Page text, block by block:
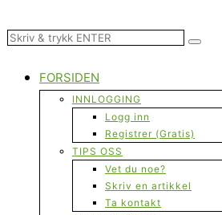
FORSIDEN
INNLOGGING
Logg inn
Registrer (Gratis)
TIPS OSS
Vet du noe?
Skriv en artikkel
Ta kontakt